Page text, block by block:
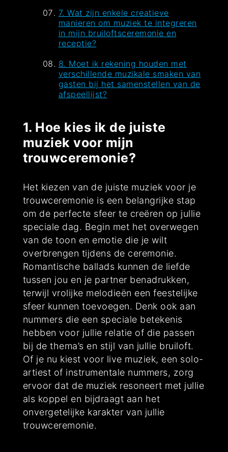
7. Wat zijn enkele creatieve
manieren om muziek te integreren
in mijn bruiloftsceremonie en
receptie?
8. Moet ik rekening houden met
verschillende muzikale smaken van
gasten bij het samenstellen van de
afspeellijst?
1. Hoe kies ik de juiste
muziek voor mijn
trouwceremonie?
Het kiezen van de juiste muziek voor je
trouwceremonie is een belangrijke stap
om de perfecte sfeer te creëren op jullie
speciale dag. Begin met het overwegen
van de toon en emotie die je wilt
overbrengen tijdens de ceremonie.
Romantische ballads kunnen de liefde
tussen jou en je partner benadrukken,
terwijl vrolijke melodieën een feestelijke
sfeer kunnen toevoegen. Denk ook aan
nummers die een speciale betekenis
hebben voor jullie relatie of die passen
bij de thema’s en stijl van jullie bruiloft.
Of je nu kiest voor live muziek, een solo-
artiest of instrumentale nummers, zorg
ervoor dat de muziek resoneert met jullie
als koppel en bijdraagt aan het
onvergetelijke karakter van jullie
trouwceremonie.